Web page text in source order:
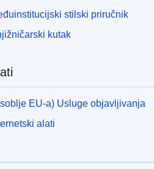
stilski priručnik
kutak
EU-a) Usluge objavljivanja
alati